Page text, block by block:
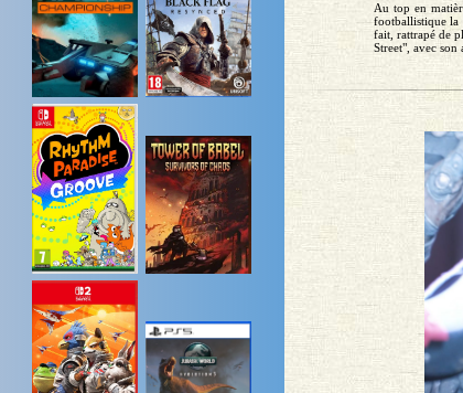
Au top en
footballistique la
fait, rattrapé de
Street", avec son